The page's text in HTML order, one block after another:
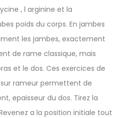
, l arginine et la
poids du corps. En jambes
les jambes, exactement
de rame classique, mais
et le dos. Ces exercices de
rameur permettent de
epaisseur du dos. Tirez la
a la position initiale tout